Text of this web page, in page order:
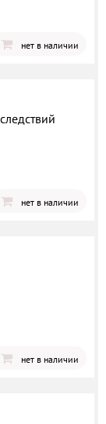
нет в наличии
нет в наличии
нет в наличии